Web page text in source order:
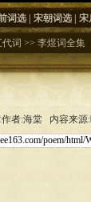
词选 宋朝词选 宋
代词 >> 李煜词全集
者:海棠 内容来